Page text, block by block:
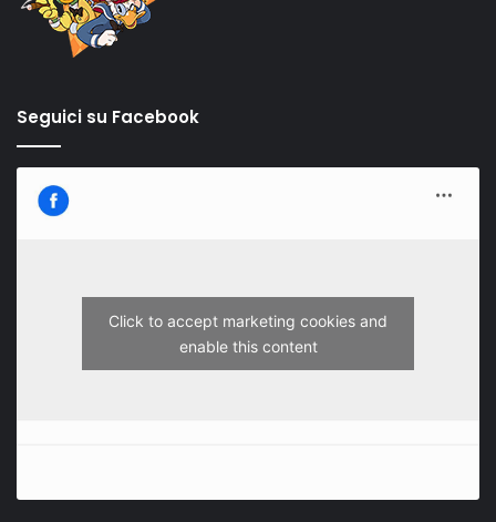
Seguici su Facebook
Click to accept marketing cookies and
enable this content